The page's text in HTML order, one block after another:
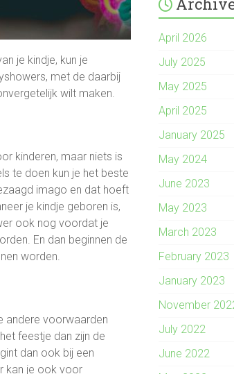
je kindje, kun je
met de daarbij
wilt maken.
kinderen, maar niets is
te doen kun je het beste
imago en dat hoeft
je kindje geboren is,
ook nog voordat je
En dan beginnen de
worden.
andere voorwaarden
feestje dan zijn de
dan ook bij een
kan je ook voor
April 2026
July 2025
May 2025
April 2025
January 2025
May 2024
June 2023
May 2023
March 2023
February 2023
January 2023
November
July 2022
June 2022